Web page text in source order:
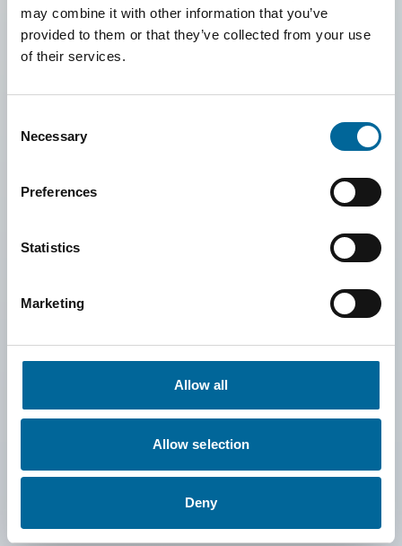
may combine it with other information that you’ve
provided to them or that they’ve collected from your use
of their services.
Selection
Necessary
Preferences
Statistics
Marketing
Allow all
Allow selection
Deny
Letar du efter
skräddarsydda
designlösningar?
Vi kan tillverka specialkablar i flera utföranden: solida,
flexibla eller extra flexibla ledare; blank koppartråd,